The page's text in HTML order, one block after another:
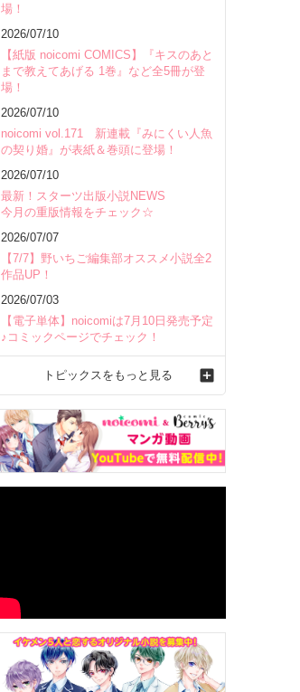
場！
2026/07/10
【紙版 noicomi COMICS】『キスのあと
まで教えてあげる 1巻』など全5冊が登
場！
2026/07/10
noicomi vol.171 新連載『みにくい人魚
の契り婚』が表紙＆巻頭に登場！
2026/07/10
最新！スターツ出版小説NEWS
今月の重版情報をチェック☆
2026/07/07
【7/7】野いちご編集部オススメ小説全2
作品UP！
2026/07/03
【電子単体】noicomiは7月10日発売予定
♪コミックページでチェック！
トピックスをもっと見る